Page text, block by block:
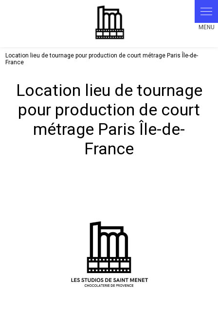
Location lieu de tournage pour production de court métrage Paris Île-de-
France
Location lieu de tournage
pour production de court
métrage Paris Île-de-
France
Panneau de gestion des cookies